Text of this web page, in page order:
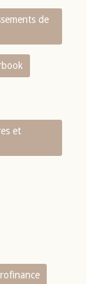
de
et